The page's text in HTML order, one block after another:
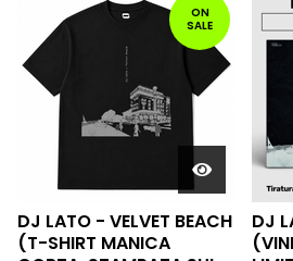
ON
SALE
DJ LATO - VELVET BEACH
(T-SHIRT MANICA
DJ